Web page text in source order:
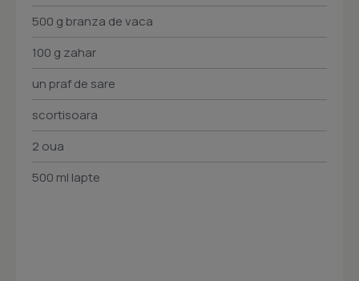
500 g branza de vaca
100 g zahar
un praf de sare
scortisoara
2 oua
500 ml lapte